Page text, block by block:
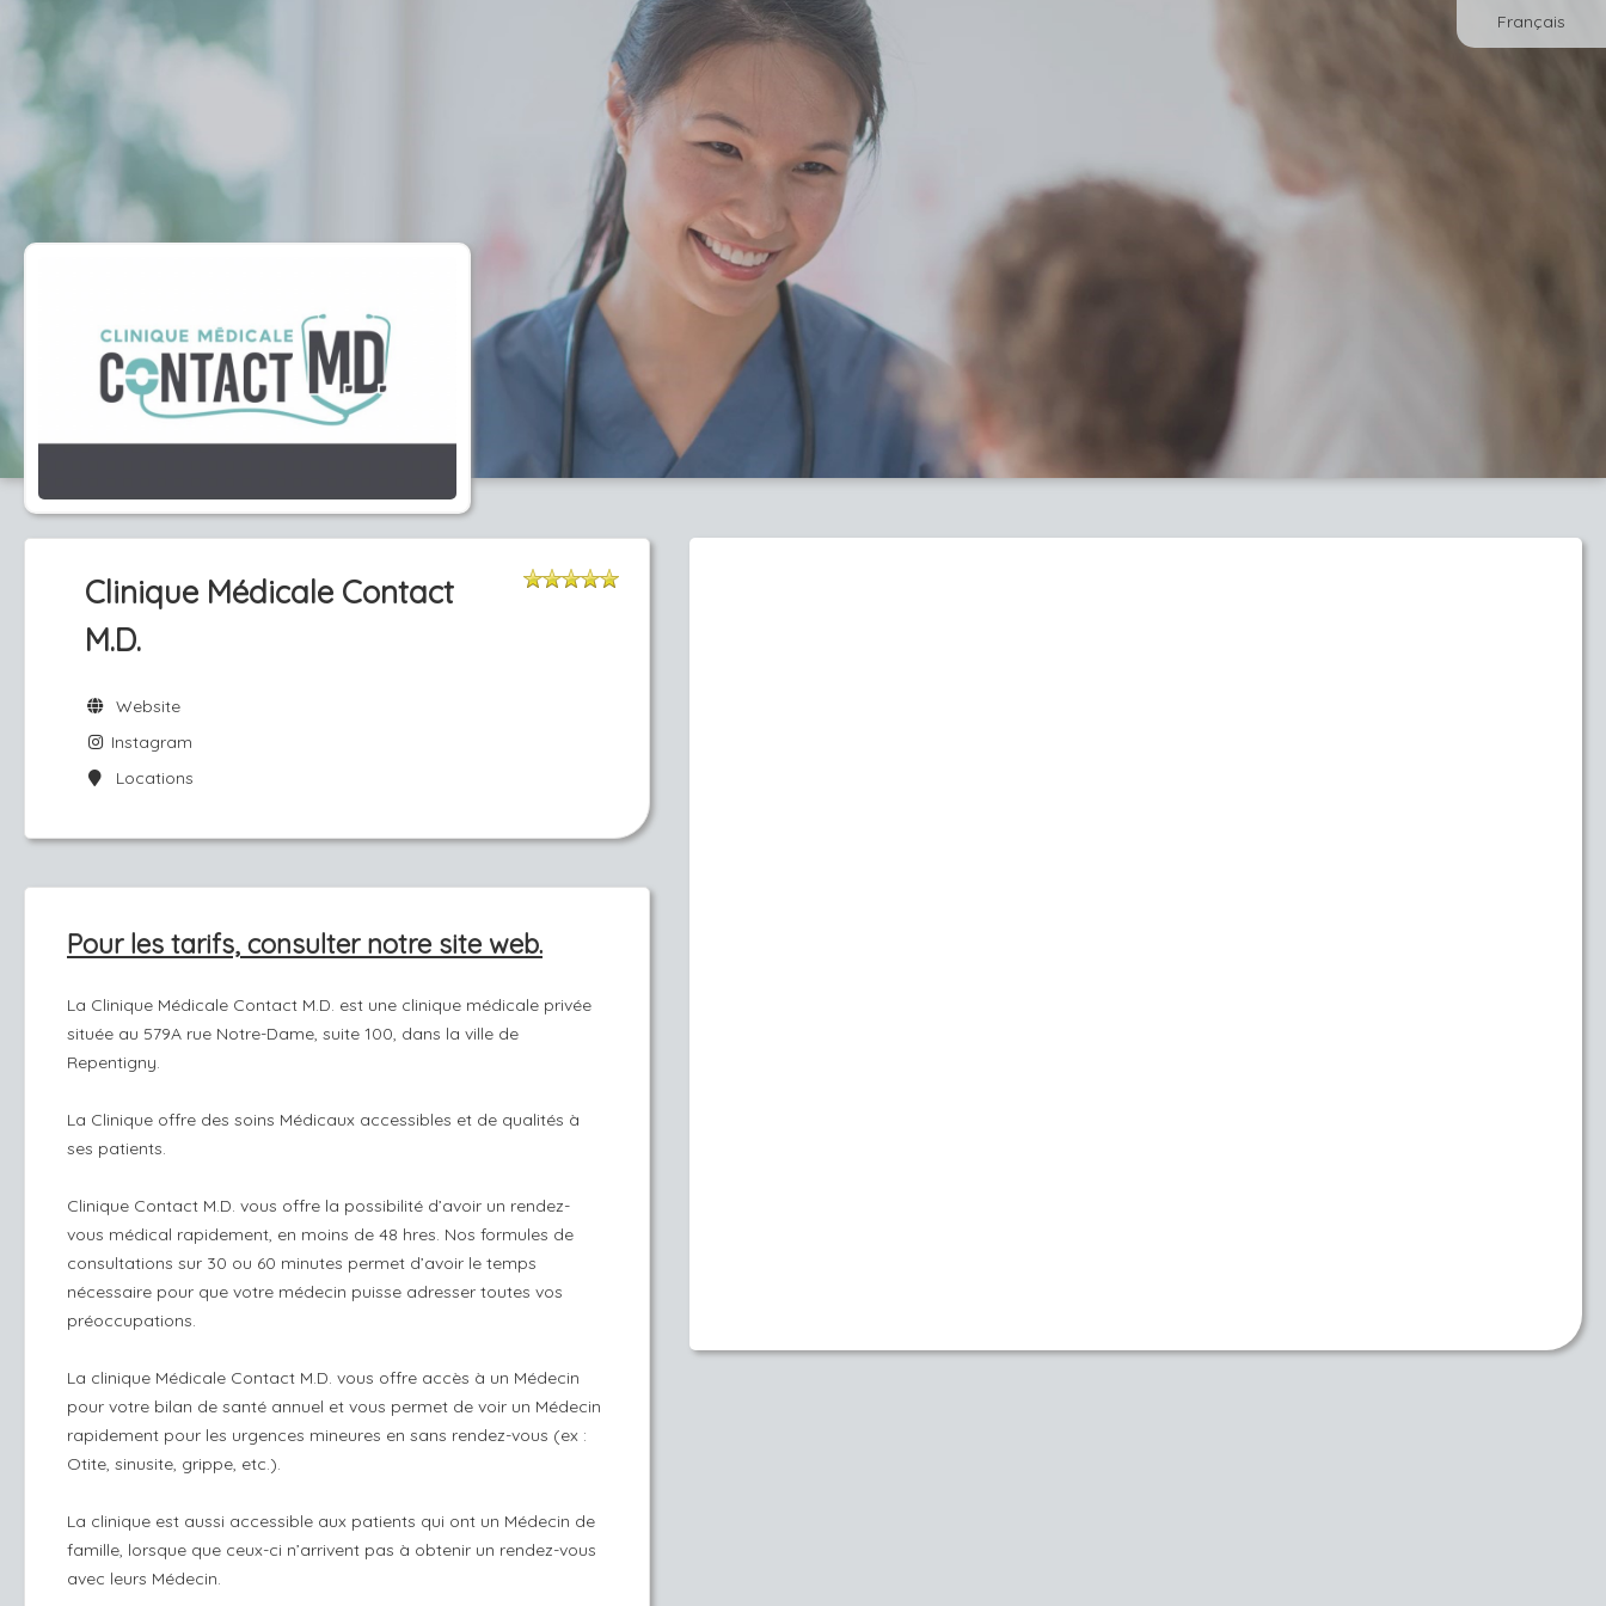
Français
Clinique Médicale Contact
M.D.
Website
Instagram
Locations
Pour les tarifs, consulter notre site web.
La Clinique Médicale Contact M.D. est une clinique médicale privée
située au 579A rue Notre-Dame, suite 100, dans la ville de
Repentigny.
La Clinique offre des soins Médicaux accessibles et de qualités à
ses patients.
Clinique Contact M.D. vous offre la possibilité d’avoir un rendez-
vous médical rapidement, en moins de 48 hres. Nos formules de
consultations sur 30 ou 60 minutes permet d’avoir le temps
nécessaire pour que votre médecin puisse adresser toutes vos
préoccupations.
La clinique Médicale Contact M.D. vous offre accès à un Médecin
pour votre bilan de santé annuel et vous permet de voir un Médecin
rapidement pour les urgences mineures en sans rendez-vous (ex :
Otite, sinusite, grippe, etc.).
La clinique est aussi accessible aux patients qui ont un Médecin de
famille, lorsque que ceux-ci n’arrivent pas à obtenir un rendez-vous
avec leurs Médecin.